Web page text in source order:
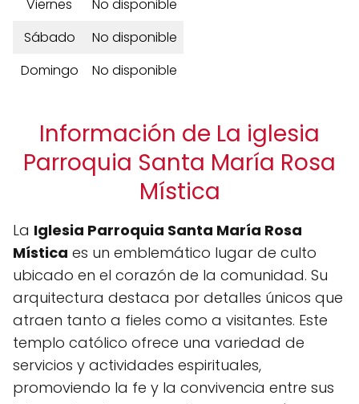
Viernes
No disponible
Sábado
No disponible
Domingo
No disponible
Información de La iglesia
Parroquia Santa María Rosa
Mística
La Iglesia Parroquia Santa María Rosa
Mística es un emblemático lugar de culto
ubicado en el corazón de la comunidad. Su
arquitectura destaca por detalles únicos que
atraen tanto a fieles como a visitantes. Este
templo católico ofrece una variedad de
servicios y actividades espirituales,
promoviendo la fe y la convivencia entre sus